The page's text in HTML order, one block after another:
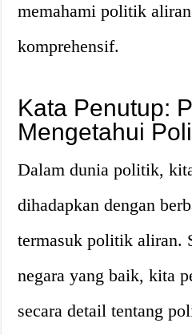
memahami politik
komprehensif.
Kata Penutup:
Mengetahui
Dalam dunia politik,
dihadapkan dengan
termasuk politik aliran.
negara yang baik, kita
secara detail tentang